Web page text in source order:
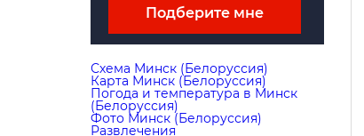
Подберите мне
Схема Минск (Белоруссия)
Карта Минск (Белоруссия)
Погода и температура в Минск
(Белоруссия)
Фото Минск (Белоруссия)
Развлечения